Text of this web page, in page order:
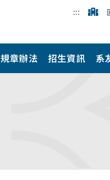
:::
規章辦法 招生資訊 系